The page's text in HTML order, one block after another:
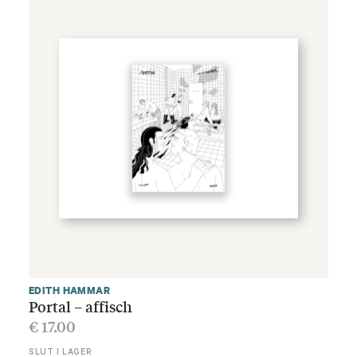
EDITH HAMMAR
Portal – affisch
€17.00
SLUT I LAGER